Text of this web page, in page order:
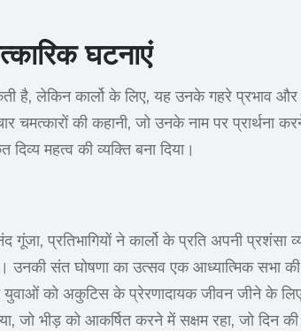
घटनाएं
है, लेकिन कार्लो के लिए, यह उनके गहरे प्रभाव और
चमत्कारों की कहानी, जो उनके नाम पर प्रार्थना
महत्व की व्यक्ति बना दिया।
प्रतिभागियों ने कार्लो के प्रति अपनी
उनकी संत घोषणा का उत्सव एक आध्यात्मिक सभा
को अकुटिस के प्रेरणादायक जीवन जीने के
जो भीड़ को आकर्षित करने में सक्षम रहा, जो दिन की